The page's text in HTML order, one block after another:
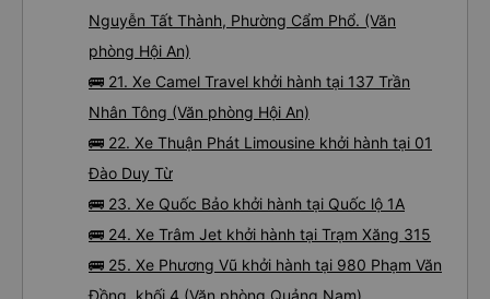
Nguyễn Tất Thành, Phường Cẩm Phổ. (Văn
phòng Hội An)
🚌 21. Xe Camel Travel khởi hành tại 137 Trần
Nhân Tông (Văn phòng Hội An)
🚌 22. Xe Thuận Phát Limousine khởi hành tại 01
Đào Duy Từ
🚌 23. Xe Quốc Bảo khởi hành tại Quốc lộ 1A
🚌 24. Xe Trâm Jet khởi hành tại Trạm Xăng 315
🚌 25. Xe Phương Vũ khởi hành tại 980 Phạm Văn
Đồng, khối 4 (Văn phòng Quảng Nam)